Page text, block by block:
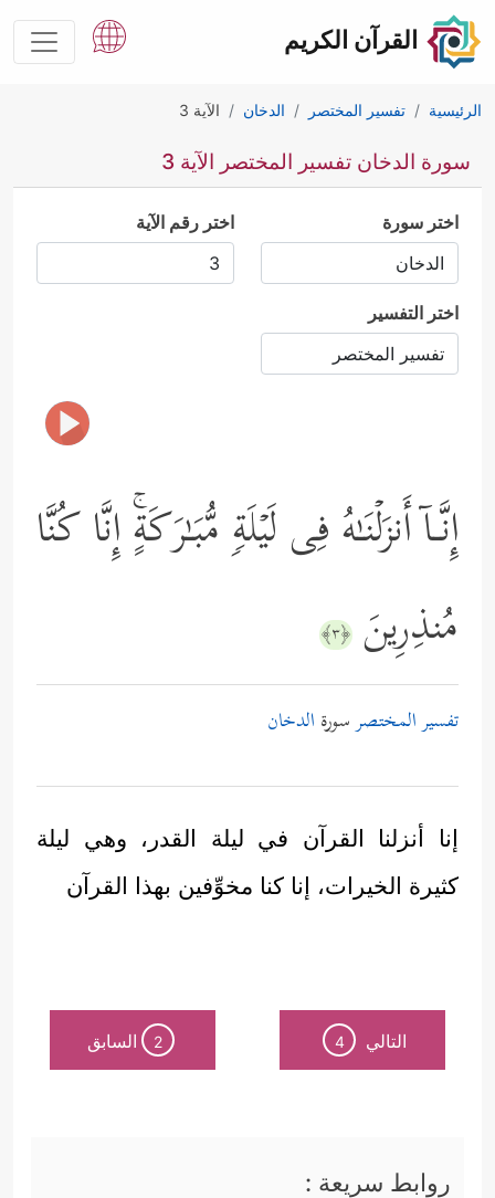
القرآن الكريم
الرئيسية تفسير المختصر الدخان الآية 3
سورة الدخان تفسير المختصر الآية 3
اختر سورة اختر رقم الآية
اختر التفسير
إِنَّـاۤ أَنزَلۡنَـٰهُ فِی لَیۡلَةࣲ مُّبَـٰرَكَةٍۚ إِنَّا كُنَّا
مُنذِرِینَ ﴿٣﴾
تفسير المختصرسورة الدخان
إنا أنزلنا القرآن في ليلة القدر، وهي ليلة
كثيرة الخيرات، إنا كنا مخوِّفين بهذا القرآن
التالي 4
2 السابق
روابط سريعة :